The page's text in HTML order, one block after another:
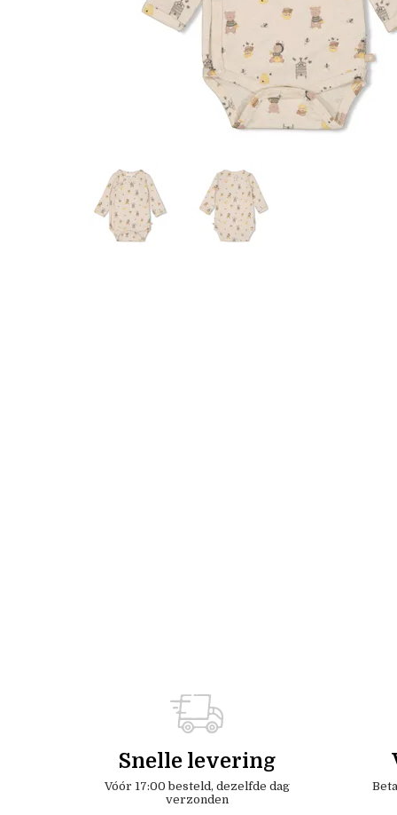
Snelle levering
Vóór 17:00 besteld, dezelfde dag
verzonden